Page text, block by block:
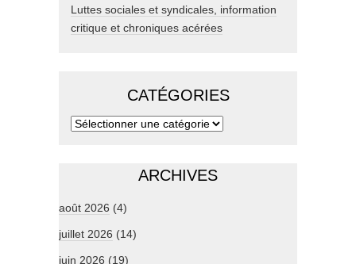
Luttes sociales et syndicales, information
critique et chroniques acérées
CATÉGORIES
ARCHIVES
août 2026 (4)
juillet 2026 (14)
juin 2026 (19)